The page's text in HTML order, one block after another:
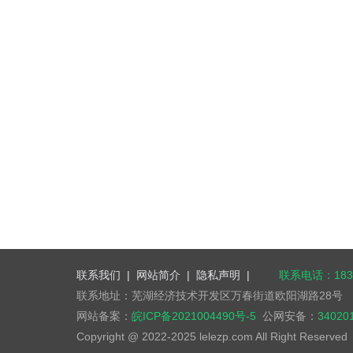
联系我们 | 网站简介 | 隐私声明 |
联系电话：
联系地址：芜湖经济技术开发区万春街道欧阳湖路28号
网站备案： 皖ICP备2021004490号-5 公网安备：
Copyright @ 2022-2025 lelezp.com All Right Reserved